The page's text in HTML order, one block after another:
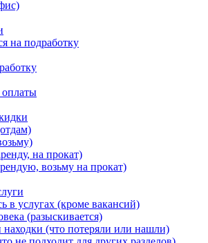
на подработку
на прокат)
возьму на прокат)
в услугах (кроме вакансий)
(разыскивается)
находки (что потеряли или нашли)